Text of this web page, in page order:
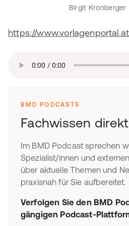
Birgit Kronberger
https://
BMD PODCASTS
Fachwissen
Im BMD Podcast sprechen
Spezialist/innen und
über aktuelle Themen und
praxisnah für Sie aufbereitet.
Verfolgen Sie den BMD
gängigen Podcast-